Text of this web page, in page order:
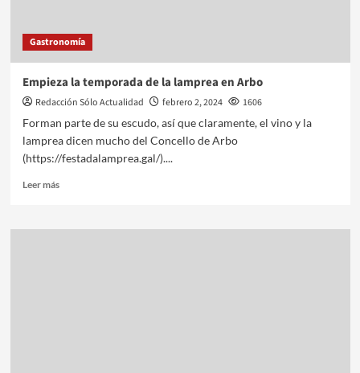
Gastronomía
Empieza la temporada de la lamprea en Arbo
Redacción Sólo Actualidad febrero 2, 2024
1606
Forman parte de su escudo, así que claramente, el vino y la
lamprea dicen mucho del Concello de Arbo
(https://festadalamprea.gal/)....
Leer más